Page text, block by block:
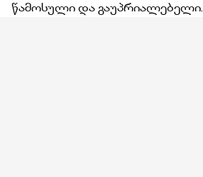
წამოსული და გაუპრიალებელი.